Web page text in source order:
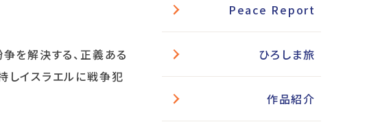
争を解決する、正義ある
しイスラエルに戦争犯
Peace Report
ひろしま旅
作品紹介